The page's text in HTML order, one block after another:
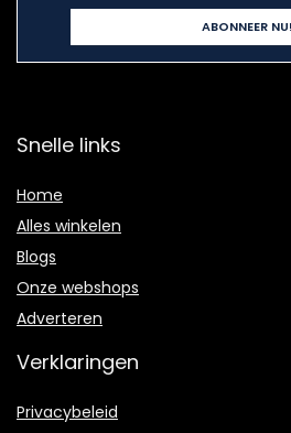
Snelle links
Home
Alles winkelen
Blogs
Onze webshops
Adverteren
Verklaringen
Privacybeleid